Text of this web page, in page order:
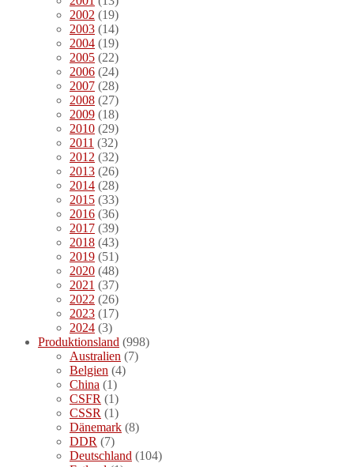
2002 (19)
2003 (14)
2004 (19)
2005 (22)
2006 (24)
2007 (28)
2008 (27)
2009 (18)
2010 (29)
2011 (32)
2012 (32)
2013 (26)
2014 (28)
2015 (33)
2016 (36)
2017 (39)
2018 (43)
2019 (51)
2020 (48)
2021 (37)
2022 (26)
2023 (17)
2024 (3)
Produktionsland (998)
Australien (7)
Belgien (4)
China (1)
CSFR (1)
CSSR (1)
Dänemark (8)
DDR (7)
Deutschland (104)